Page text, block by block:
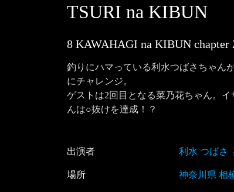
TSURI na KIBUN
8 KAWAHAGI na KIBUN chapter
釣りにハマっている利水つばさちゃん
にチャレンジ。
ゲストは2回目となる菜乃花ちゃん。
んは○抜けを達成！？
出演者 利水 つばさ
場所 神奈川県 相